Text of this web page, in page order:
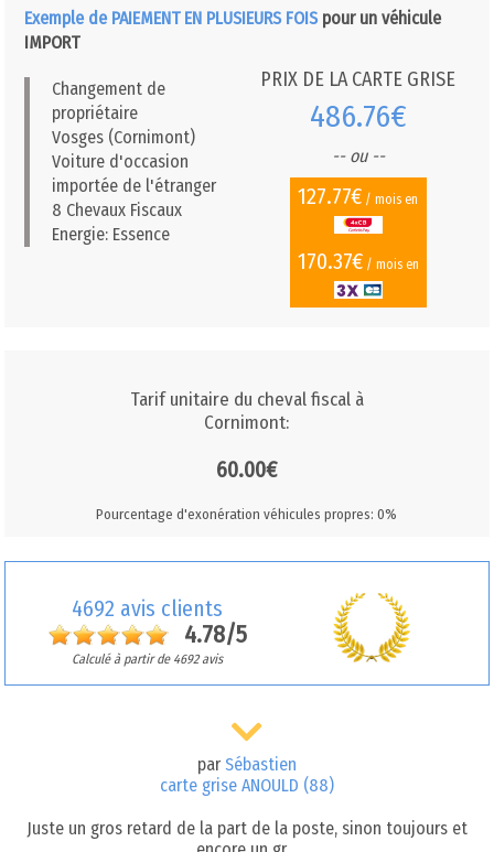
Exemple de PAIEMENT EN PLUSIEURS FOIS pour un véhicule
IMPORT
Changement de
propriétaire
Vosges (Cornimont)
Voiture d'occasion
importée de l'étranger
8 Chevaux Fiscaux
Energie: Essence
PRIX DE LA CARTE GRISE
486.76€
-- ou --
127.77€ / mois en
170.37€/ mois en
Tarif unitaire du cheval fiscal à
Cornimont:
60.00€
Pourcentage d'exonération véhicules propres: 0%
4692 avis clients
4.78/5
Calculé à partir de 4692 avis
par Sébastien
carte grise ANOULD (88)
Juste un gros retard de la part de la poste, sinon toujours et